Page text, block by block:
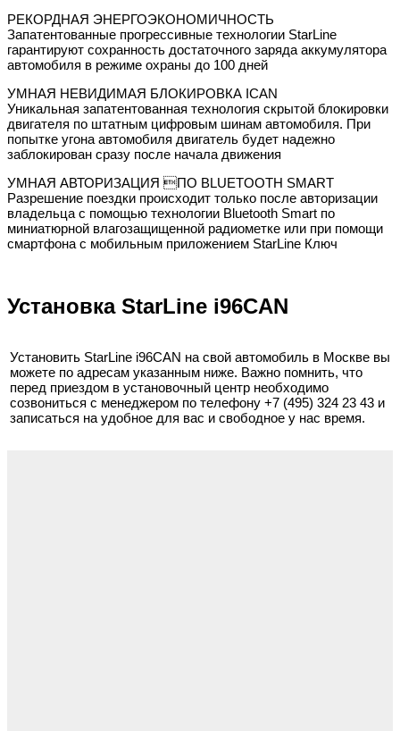
РЕКОРДНАЯ ЭНЕРГОЭКОНОМИЧНОСТЬ
Запатентованные прогрессивные технологии StarLine
гарантируют сохранность достаточного заряда аккумулятора
автомобиля в режиме охраны до 100 дней
УМНАЯ НЕВИДИМАЯ БЛОКИРОВКА ICAN
Уникальная запатентованная технология скрытой блокировки
двигателя по штатным цифровым шинам автомобиля. При
попытке угона автомобиля двигатель будет надежно
заблокирован сразу после начала движения
УМНАЯ АВТОРИЗАЦИЯ ПО BLUETOOTH SMART
Разрешение поездки происходит только после авторизации
владельца с помощью технологии Bluetooth Smart по
миниатюрной влагозащищенной радиометке или при помощи
смартфона с мобильным приложением StarLine Ключ
Установка StarLine i96CAN
Установить StarLine i96CAN на свой автомобиль в Москве вы
можете по адресам указанным ниже. Важно помнить, что
перед приездом в установочный центр необходимо
созвониться с менеджером по телефону +7 (495) 324 23 43 и
записаться на удобное для вас и свободное у нас время.